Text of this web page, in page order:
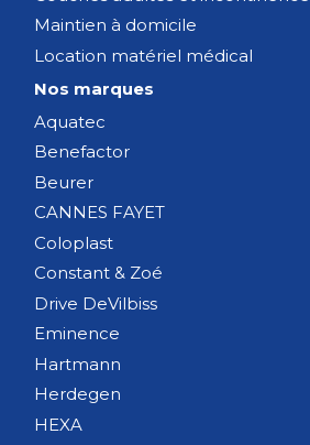
Maintien à domicile
Location matériel médical
Nos marques
Aquatec
Benefactor
Beurer
CANNES FAYET
Coloplast
Constant & Zoé
Drive DeVilbiss
Eminence
Hartmann
Herdegen
HEXA